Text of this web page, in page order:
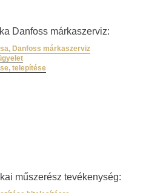
Danfoss márkaszerviz:
Danfoss márkaszerviz
telepítése
műszerész tevékenység: